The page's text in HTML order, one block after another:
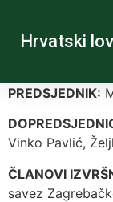
Hrvatski
PREDSJEDNIK:
Vinko Pavlić,
ČLANOVI
savez